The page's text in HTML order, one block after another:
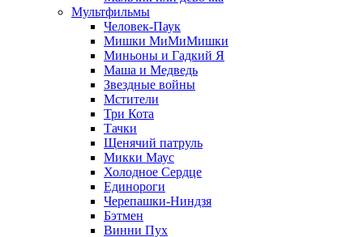
Мультфильмы
Человек-Паук
Мишки МиМиМишки
Миньоны и Гадкий Я
Маша и Медведь
Звездные войны
Мстители
Три Кота
Тачки
Щенячий патруль
Микки Маус
Холодное Сердце
Единороги
Черепашки-Ниндзя
Бэтмен
Винни Пух